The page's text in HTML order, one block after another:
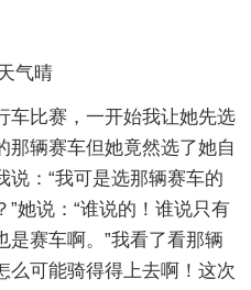
气晴
车比赛，一开始我让她先选
那辆赛车但她竟然选了她自
说：“我可是选那辆赛车的
她说：“谁说的！谁说只有
赛车啊。”我看了看那辆
么可能骑得得上去啊！这次